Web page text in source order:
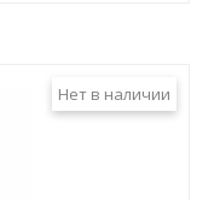
Нет в наличии